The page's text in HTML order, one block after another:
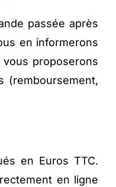
passée après
en informerons
proposerons
(remboursement,
en Euros TTC.
en ligne